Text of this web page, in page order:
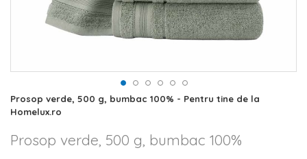
Skip
to
beginning
of
Prosop verde, 500 g, bumbac 100% - Pentru tine de la
Homelux.ro
Prosop verde, 500 g, bumbac 100%